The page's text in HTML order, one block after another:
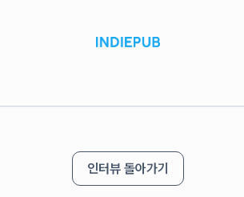
인터뷰 돌아가기